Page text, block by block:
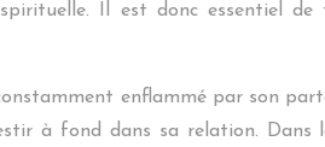
Il est donc essentiel
enflammé par son
à fond dans sa relation. Dans